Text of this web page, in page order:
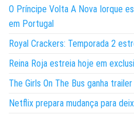
O Príncipe Volta A Nova Iorque
em Portugal
Royal Crackers: Temporada 2
Reina Roja estreia hoje em
The Girls On The Bus ganha
Netflix prepara mudança para